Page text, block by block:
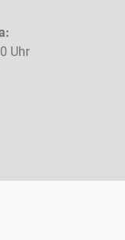
Uhr